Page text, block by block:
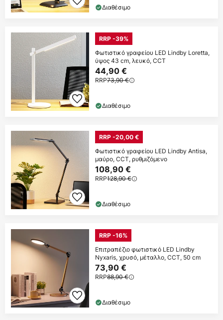
Διαθέσιμο
RRP -39%
Φωτιστικό γραφείου LED Lindby Loretta,
ύψος 43 cm, λευκό, CCT
44,90 €
RRP73,90 €
Διαθέσιμο
RRP -20,00 €
Φωτιστικό γραφείου LED Lindby Antisa,
μαύρο, CCT, ρυθμιζόμενο
108,90 €
RRP128,90 €
Διαθέσιμο
RRP -16%
Επιτραπέζιο φωτιστικό LED Lindby
Nyxaris, χρυσό, μέταλλο, CCT, 50 cm
73,90 €
RRP88,90 €
Διαθέσιμο